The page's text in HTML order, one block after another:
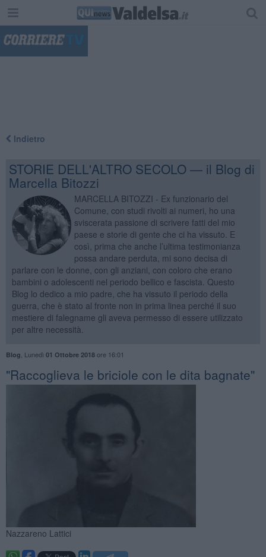
Indietro
STORIE DELL'ALTRO SECOLO — il Blog di
Marcella Bitozzi
MARCELLA BITOZZI - Ex funzionario del
Comune, con studi rivolti ai numeri, ho una
sviscerata passione di scrivere fatti del mio
paese e storie di gente che ci ha vissuto. E
così, prima che anche l’ultima testimonianza
possa andare perduta, mi sono decisa di
parlare con le donne, con gli anziani, con coloro che erano
bambini o adolescenti nel periodo bellico e fascista. Questo
Blog lo dedico a mio padre, che ha vissuto il periodo della
guerra, che è stato al fronte non in prima linea perché il suo
mestiere di falegname gli aveva permesso di essere utilizzato
per altre necessità.
Blog Lunedì 01 Ottobre 2018ore 16:01
"Raccoglieva le briciole con le dita bagnate"
Nazzareno Lattici